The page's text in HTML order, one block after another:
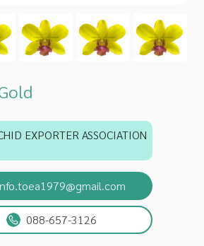
EXPORTER ASSOCIATION
088-657-3126